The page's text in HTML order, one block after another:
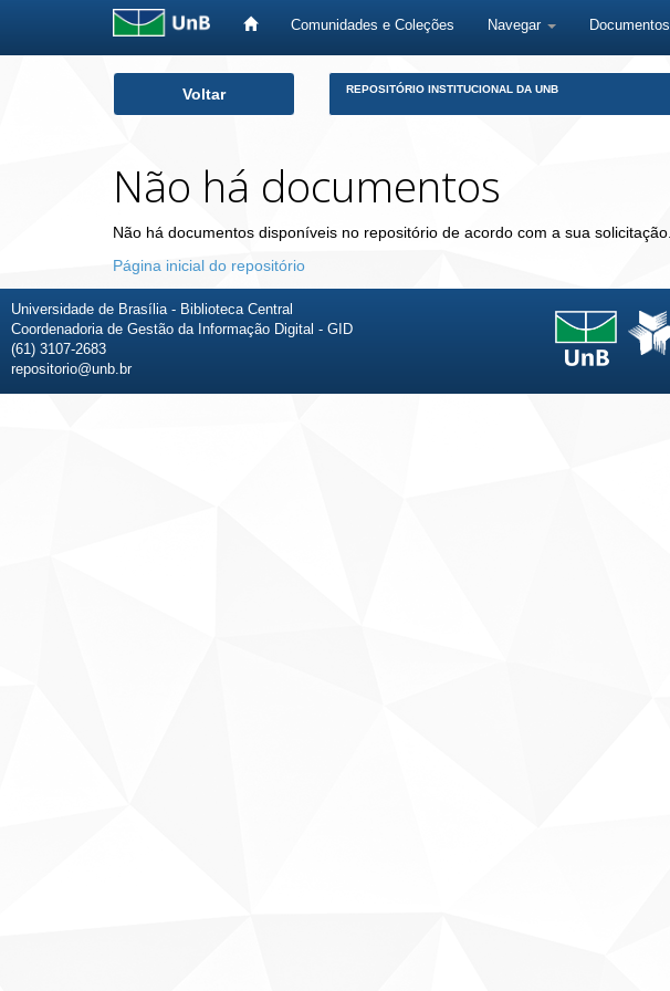
Comunidades e Coleções Navegar Documentos
Voltar REPOSITÓRIO INSTITUCIONAL DA UNB
Não há documentos
Não há documentos disponíveis no repositório de acordo com a sua solicitação.
Página inicial do repositório
Universidade de Brasília - Biblioteca Central
Coordenadoria de Gestão da Informação Digital - GID
(61) 3107-2683
repositorio@unb.br